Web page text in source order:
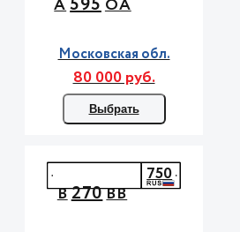
А ОА
Московская обл.
80 000 руб.
Выбрать
В270ВВ
750